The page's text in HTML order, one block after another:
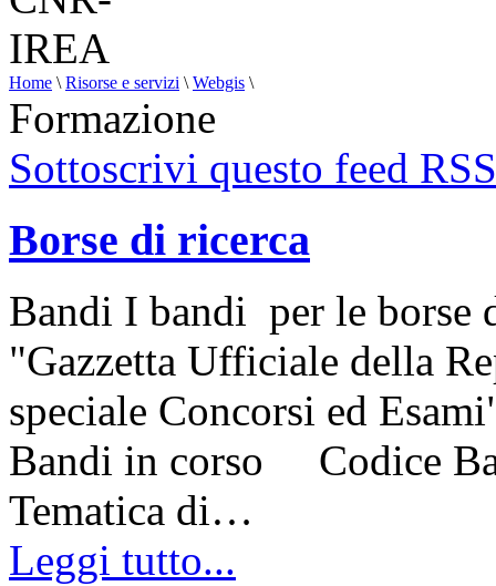
Home \ Risorse e servizi \ Webgis \
Formazione
Sottoscrivi questo feed RSS
Borse di ricerca
Bandi I bandi per le borse
"Gazzetta Ufficiale della
speciale Concorsi ed
Bandi in corso Codice
Tematica di…
Leggi tutto...